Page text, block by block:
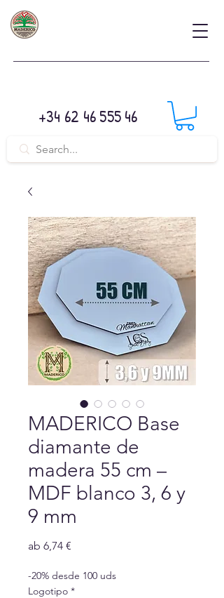
+34 62 46 555 46
MADERICO Base
diamante de
madera 55 cm –
MDF blanco 3, 6 y
9 mm
ab 6,74 €
-20% desde 100 uds
Logotipo *